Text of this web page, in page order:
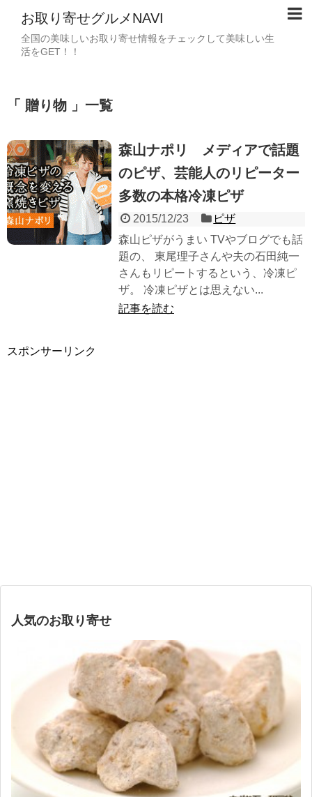
お取り寄せグルメNAVI
全国の美味しいお取り寄せ情報をチェックして美味しい生
活をGET！！
「 贈り物 」一覧
森山ナポリ メディアで話題
のピザ、芸能人のリピーター
多数の本格冷凍ピザ
2015/12/23
ピザ
森山ピザがうまい TVやブログでも話
題の、 東尾理子さんや夫の石田純一
さんもリピートするという、冷凍ピ
ザ。 冷凍ピザとは思えない...
記事を読む
スポンサーリンク
人気のお取り寄せ